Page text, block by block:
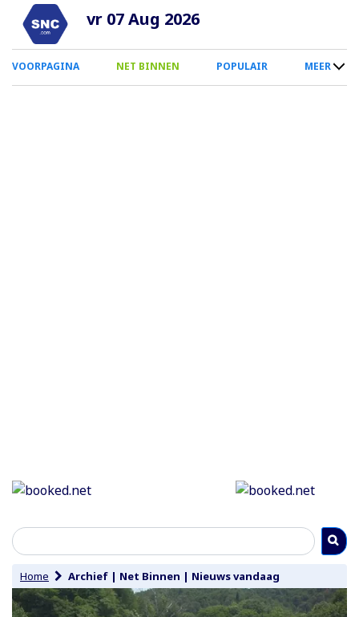
Overslaan
naar
inhoud
vr 07 Aug 2026
0
Smartphone
VOORPAGINA NET BINNEN POPULAIR MEER
Home Archief | Net Binnen | Nieuws vandaag